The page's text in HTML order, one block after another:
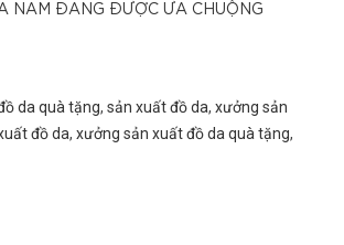
NAM ĐANG ĐƯỢC ƯA CHUỘNG
da quà tặng, sản xuất đồ da, xưởng sản
đồ da, xưởng sản xuất đồ da quà tặng,